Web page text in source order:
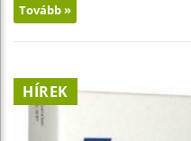
Tovább »
HÍREK